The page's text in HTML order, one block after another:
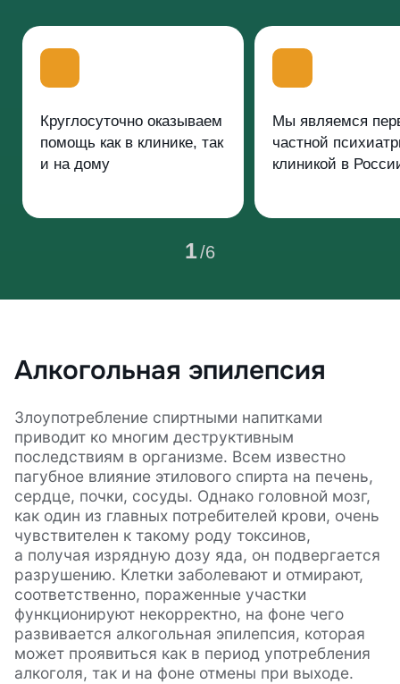
Круглосуточно оказываем
помощь как в клинике, так
и на дому
Мы являемся
частной
клиникой в
1/6
Алкогольная эпилепсия
Злоупотребление спиртными напитками
приводит ко многим деструктивным
последствиям в организме. Всем известно
пагубное влияние этилового спирта на печень,
сердце, почки, сосуды. Однако головной мозг,
как один из главных потребителей крови, очень
чувствителен к такому роду токсинов,
а получая изрядную дозу яда, он подвергается
разрушению. Клетки заболевают и отмирают,
соответственно, пораженные участки
функционируют некорректно, на фоне чего
развивается алкогольная эпилепсия, которая
может проявиться как в период употребления
алкоголя, так и на фоне отмены при выходе.